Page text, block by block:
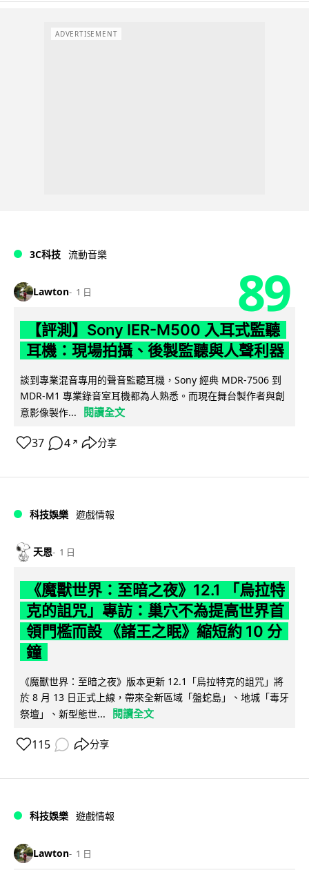
ADVERTISEMENT
3C科技 流動音樂
Lawton 1 日 89
【評測】Sony IER-M500 入耳式監聽
耳機：現場拍攝、後製監聽與人聲利器
談到專業混音專用的聲音監聽耳機，Sony 經典 MDR-7506 到
MDR-M1 專業錄音室耳機都為人熟悉。而現在舞台製作者與創
意影像製作...
閱讀全文
37 4 ↗ 分享
科技娛樂 遊戲情報
天恩 1 日
《魔獸世界：至暗之夜》12.1 「烏拉特
克的詛咒」專訪：巢穴不為提高世界首
領門檻而設 《諸王之眠》縮短約 10 分
鐘
《魔獸世界：至暗之夜》版本更新 12.1「烏拉特克的詛咒」將
於 8 月 13 日正式上線，帶來全新區域「盤蛇島」、地城「毒牙
祭壇」、新型態世...
閱讀全文
115 分享
科技娛樂 遊戲情報
Lawton 1 日